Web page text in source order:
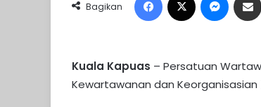
Bagikan
Kuala Kapuas – Persatuan
Kewartawanan dan Keorganisasian